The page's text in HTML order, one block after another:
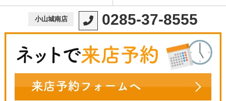
小山城南店 0285-37-8555